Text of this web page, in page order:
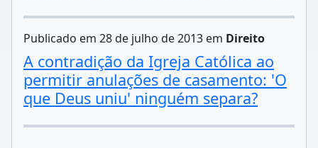
Publicado em 28 de julho de 2013 em Direito
A contradição da Igreja Católica ao
permitir anulações de casamento: 'O
que Deus uniu' ninguém separa?